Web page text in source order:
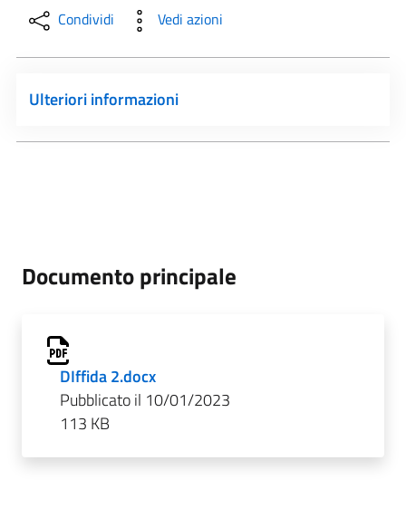
Condividi Vedi azioni
Ulteriori informazioni
Documento principale
DIffida 2.docx
Pubblicato il 10/01/2023
113 KB